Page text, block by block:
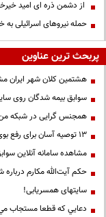
از دشمن ذره ای امید
حمله نیروهای اسرائیلی
پربحث ترین عناوین
هشتمین کلان شهر
سوابق بیمه شدگان روی
همجنس گرایی در شبکه
13 توصیه آسان برای رفع بوی بد دهان
مشاهده سامانه آنلاين
حكم آيت‌الله مكارم
سایتهای همسریابی!
دعايي كه قطعا مستجاب